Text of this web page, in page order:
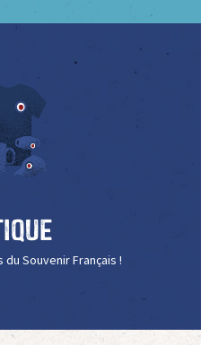
Souvenir Français !